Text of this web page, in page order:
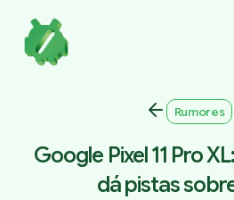
Rumores
Google Pixel 11 Pro
dá pistas